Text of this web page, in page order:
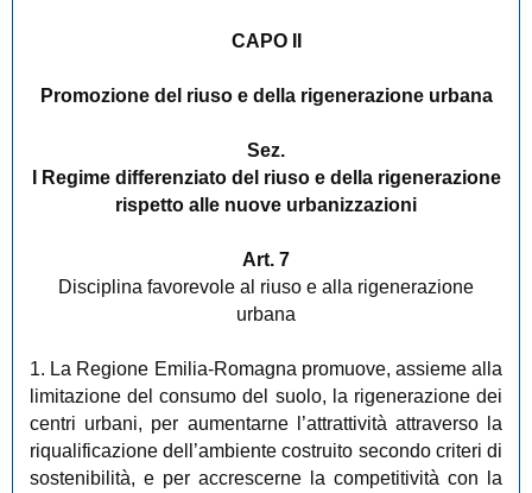
CAPO II
Promozione del riuso e della rigenerazione urbana
Sez.
I Regime differenziato del riuso e della rigenerazione
rispetto alle nuove urbanizzazioni
Art. 7
Disciplina favorevole al riuso e alla rigenerazione
urbana
1. La Regione Emilia-Romagna promuove, assieme alla
limitazione del consumo del suolo, la rigenerazione dei
centri urbani, per aumentarne l’attrattività attraverso la
riqualificazione dell’ambiente costruito secondo criteri di
sostenibilità, e per accrescerne la competitività con la